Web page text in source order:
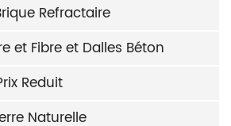
Refractaire
et Fibre et Dalles Béton
Reduit
Naturelle